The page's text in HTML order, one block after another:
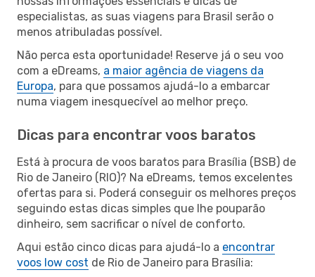
especialistas, as suas viagens para Brasil serão o
menos atribuladas possível.
Não perca esta oportunidade! Reserve já o seu voo
com a eDreams, a maior agência de viagens da
Europa, para que possamos ajudá-lo a embarcar
numa viagem inesquecível ao melhor preço.
Dicas para encontrar voos baratos
Está à procura de voos baratos para Brasília (BSB) de
Rio de Janeiro (RIO)? Na eDreams, temos excelentes
ofertas para si. Poderá conseguir os melhores preços
seguindo estas dicas simples que lhe pouparão
dinheiro, sem sacrificar o nível de conforto.
Aqui estão cinco dicas para ajudá-lo a encontrar
voos low cost de Rio de Janeiro para Brasília: